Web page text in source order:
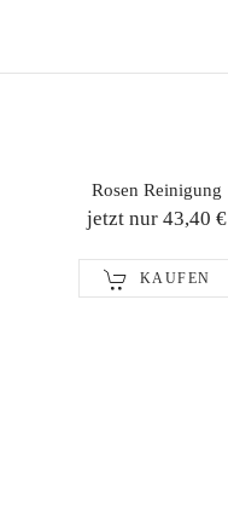
Rosen Reinigung
jetzt nur 43,40 €
KAUFEN